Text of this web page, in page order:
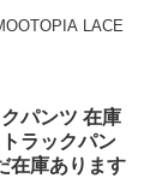
LACE
パンツ 在庫
ラックパン
在庫あります